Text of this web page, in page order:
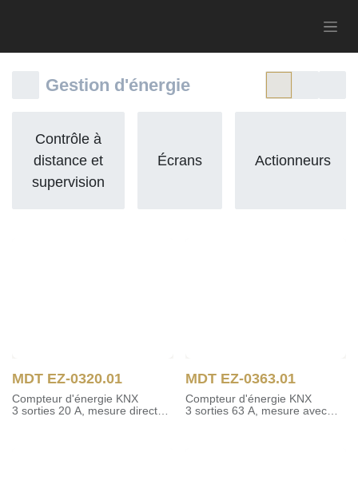
Gestion d'énergie
Contrôle à
distance et
supervision
Écrans Actionneurs
MDT EZ-0320.01
Compteur d'énergie KNX
3 sorties 20 A, mesure directe,
MDT EZ-0363.01
Compteur d'énergie KNX
3 sorties 63 A, mesure avec